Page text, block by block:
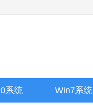
系统 Win7系统